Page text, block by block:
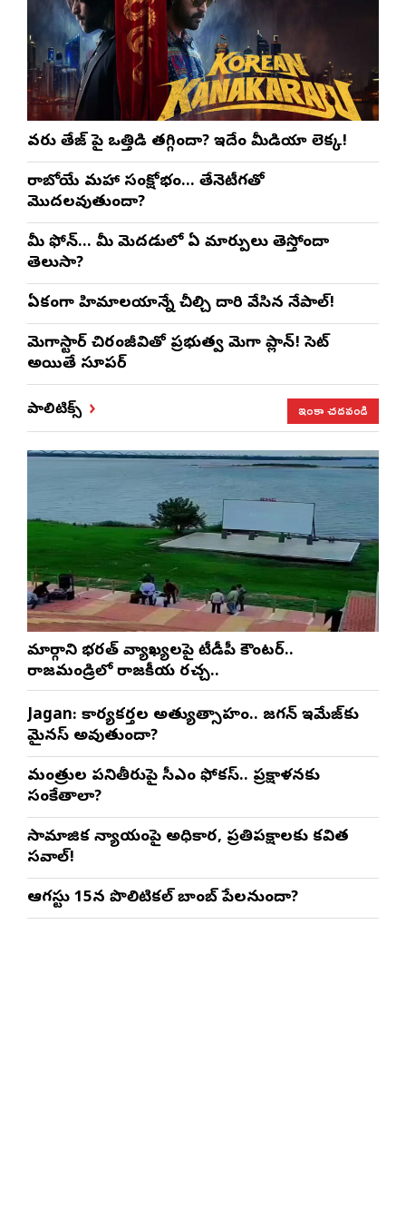
వరుణ్ తేజ్‌ పై ఒత్తిడి తగ్గిందా? ఇదేం మీడియా లెక్క!
రాబోయే మహా సంక్షోభం… తేనెటీగతో
మొదలవుతుందా?
మీ ఫోన్… మీ మెదడులో ఏ మార్పులు తెస్తోందా
తెలుసా?
ఏకంగా హిమాలయాన్నే చీల్చి దారి వేసిన నేపాల్!
మెగాస్టార్ చిరంజీవితో ప్రభుత్వ మెగా ప్లాన్! సెట్
అయితే సూపర్
పాలిటిక్స్ ఇంకా చదవండి
మార్గాని భరత్ వ్యాఖ్యలపై టీడీపీ కౌంటర్..
రాజమండ్రిలో రాజకీయ రచ్చ..
Jagan: కార్యకర్తల అత్యుత్సాహం.. జగన్ ఇమేజ్‌కు
మైనస్ అవుతుందా?
మంత్రుల పనితీరుపై సీఎం ఫోకస్.. ప్రక్షాళనకు
సంకేతాలా?
సామాజిక న్యాయంపై అధికార, ప్రతిపక్షాలకు కవిత
సవాల్!
ఆగస్టు 15న పొలిటికల్ బాంబ్ పేలనుందా?